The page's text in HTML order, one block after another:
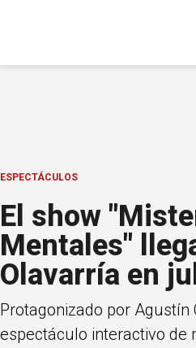
ESPECTÁCULOS
El show
Mentales"
Olavarría en
Protagonizado por Agustín
espectáculo interactivo de